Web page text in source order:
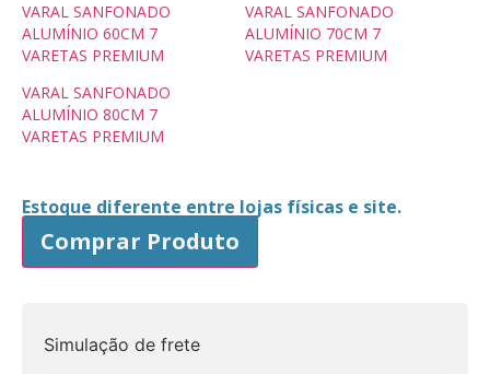
VARAL SANFONADO
ALUMÍNIO 60CM 7
VARETAS PREMIUM
VARAL SANFONADO
ALUMÍNIO 70CM 7
VARETAS PREMIUM
VARAL SANFONADO
ALUMÍNIO 80CM 7
VARETAS PREMIUM
Estoque diferente entre lojas físicas e site.
Comprar Produto
Simulação de frete